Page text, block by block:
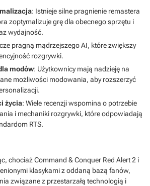
: Istnieje silne pragnienie remastera
zoptymalizuje grę dla obecnego sprzętu i
wydajność.
pragną mądrzejszego AI, które zwiększy
rozgrywki.
modów: Użytkownicy mają nadzieję na
możliwości modowania, aby rozszerzyć
życia: Wiele recenzji wspomina o potrzebie
i mechaniki rozgrywki, które odpowiadają
RTS.
chociaż Command & Conquer Red Alert 2 i
klasykami z oddaną bazą fanów,
związane z przestarzałą technologią i